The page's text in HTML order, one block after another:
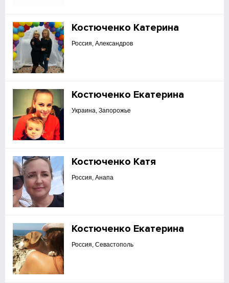
Костюченко Катерина
Россия, Александров
Костюченко Екатерина
Украина, Запорожье
Костюченко Катя
Россия, Анапа
Костюченко Екатерина
Россия, Севастополь